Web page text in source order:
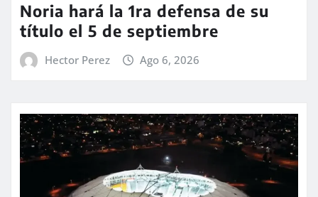
Noria hará la 1ra defensa de su
título el 5 de septiembre
Hector Perez Ago 6, 2026